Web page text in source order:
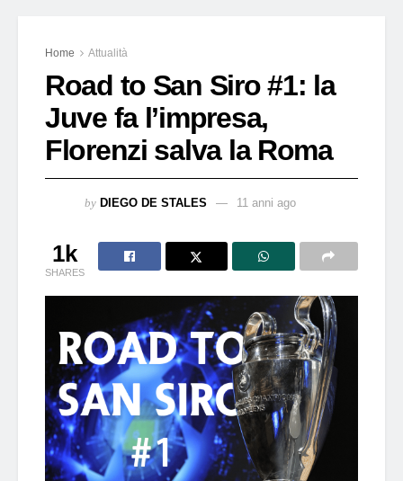
Home Attualità
Road to San Siro #1: la
Juve fa l’impresa,
Florenzi salva la Roma
by DIEGO DE STALES 11 anni ago
1k
SHARES